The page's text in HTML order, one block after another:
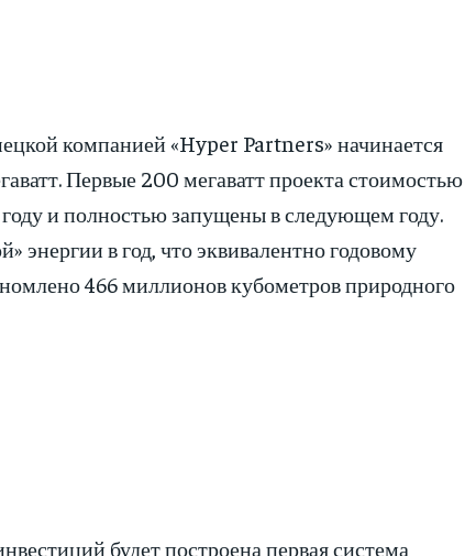
компанией «Hyper Partners» начинается
Первые 200 мегаватт проекта стоимостью
и полностью запущены в следующем году.
энергии в год, что эквивалентно годовому
466 миллионов кубометров природного
будет построена первая система